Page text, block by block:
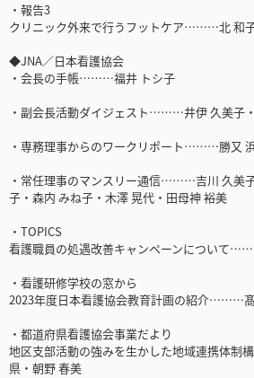
・報告3
クリニック外来で行うフットケア………北 和
◆JNA／日本看護協会
・会長の手帳………福井 トシ子
・副会長活動ダイジェスト………井伊 久美子
・専務理事からのワークリポート………勝又
・常任理事のマンスリー通信………吉川 久美
子・森内 みね子・木澤 晃代・田母神 裕美
・TOPICS
看護職員の処遇改善キャンペーンについて
・看護研修学校の窓から
2023年度日本看護協会教育計画の紹介………
・都道府県看護協会事業だより
地区支部活動の強みを生かした地域連携体
県・朝野 春美